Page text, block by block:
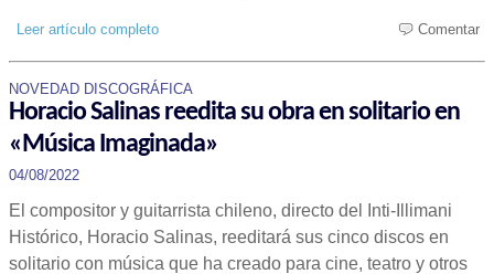
Leer artículo completo Comentar
NOVEDAD DISCOGRÁFICA
Horacio Salinas reedita su obra en solitario en
«Música Imaginada»
04/08/2022
El compositor y guitarrista chileno, directo del Inti-Illimani
Histórico, Horacio Salinas, reeditará sus cinco discos en
solitario con música que ha creado para cine, teatro y otros